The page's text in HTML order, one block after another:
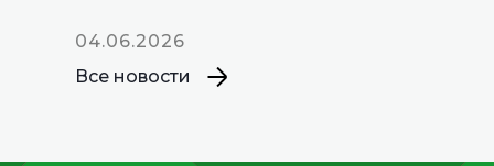
04.06.2026
Все новости